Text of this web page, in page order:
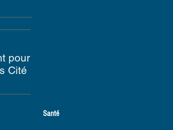
pour
Cité
Santé